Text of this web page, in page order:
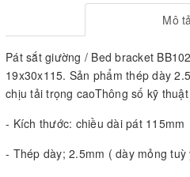
Mô tả
Pát sắt giường / Bed bracket
19x30x115. Sản phẩm thép dày
chịu tải trọng caoThông số kỹ thuật
- Kích thước: chiều dài pát 115mm
- Thép dày; 2.5mm ( dày mỏng